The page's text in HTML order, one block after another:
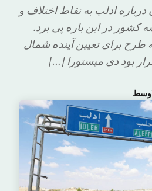
درباره ادلب به نقاط اختلاف و
کشور در این باره پی برد.
برای تعیین آینده شمال
بود دی میستورا […]